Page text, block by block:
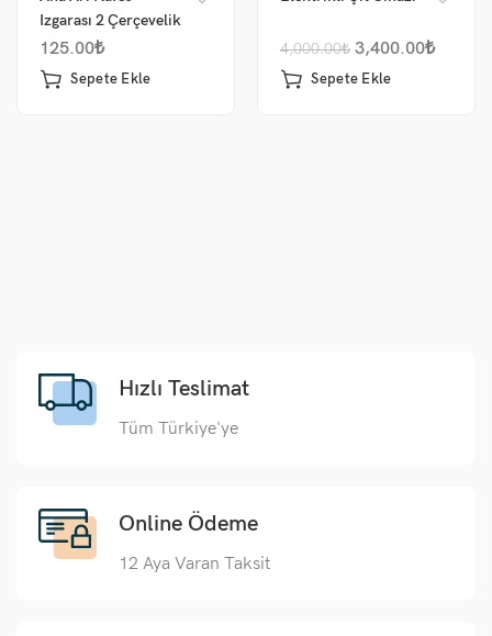
Izgarası 2 Çerçevelik
125.00₺
Sepete Ekle
4,000.00₺ 3,400.00₺
Sepete Ekle
Hızlı Teslimat
Tüm Türkiye'ye
Online Ödeme
12 Aya Varan Taksit